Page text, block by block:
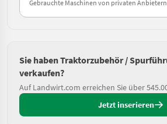
Gebrauchte Maschinen von privaten
Sie haben Traktorzubehör /
verkaufen?
Auf Landwirt.com erreichen Sie über
Jetzt inserieren